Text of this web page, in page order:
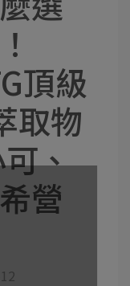
頂級
取物
、
營